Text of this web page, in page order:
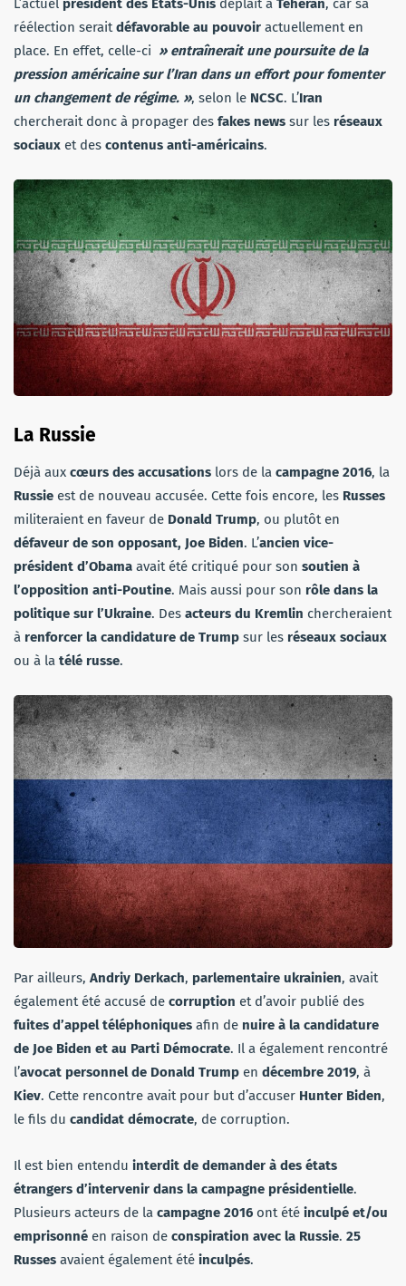
L’actuel président des États-Unis déplaît à Téhéran, car sa
réélection seraitdéfavorable au pouvoir actuellement en
place. En effet, celle-ci » entraînerait une poursuite de la
pression américaine sur l’Iran dans un effort pour fomenter
un changement de régime. », selon le NCSC. L’Iran
chercherait donc à propager des fakes news sur les réseaux
sociaux et des contenus anti-américains.
La Russie
Déjà aux cœurs des accusations lors de la campagne 2016, la
Russie est de nouveau accusée. Cette fois encore, les Russes
militeraient en faveur de Donald Trump, ou plutôt en
défaveur de son opposant, Joe Biden. L’ancien vice-
président d’Obama avait été critiqué pour son soutien à
l’opposition anti-Poutine. Mais aussi pour son rôle dans la
politique sur l’Ukraine. Des acteurs du Kremlin chercheraient
à renforcer la candidature de Trump sur les réseaux sociaux
ou à la télé russe.
Par ailleurs, Andriy Derkach, parlementaire ukrainien, avait
également été accusé de corruption et d’avoir publié des
fuites d’appel téléphoniques afin de nuire à la candidature
de Joe Biden et au Parti Démocrate. Il a également rencontré
l’avocat personnel de Donald Trump en décembre 2019, à
Kiev. Cette rencontre avait pour but d’accuser Hunter Biden,
le fils du candidat démocrate, de corruption.
Il est bien entendu interdit de demander à des états
étrangers d’intervenir dans la campagne présidentielle.
Plusieurs acteurs de la campagne 2016 ont été inculpé et/ou
emprisonné en raison de conspiration avec la Russie. 25
Russes avaient également été inculpés.